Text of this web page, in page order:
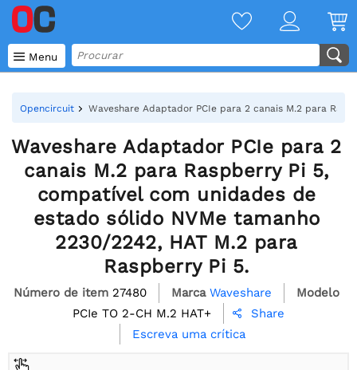
 Menu
Opencircuit Waveshare Adaptador PCIe para 2 canais M.2 para
Waveshare Adaptador PCIe para 2
canais M.2 para Raspberry Pi 5,
compatível com unidades de
estado sólido NVMe tamanho
2230/2242, HAT M.2 para
Raspberry Pi 5.
Número de item 27480 Marca Waveshare
Modelo
PCIe TO 2-CH M.2 HAT+

Share
Escreva uma crítica